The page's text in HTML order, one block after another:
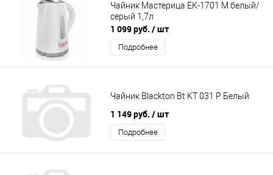
Чайник Мастерица ЕК-1701 М белый/
серый 1,7л
1 099 руб. / шт
Подробнее
Чайник Blackton Bt KT 031 P Белый
1 149 руб. / шт
Подробнее